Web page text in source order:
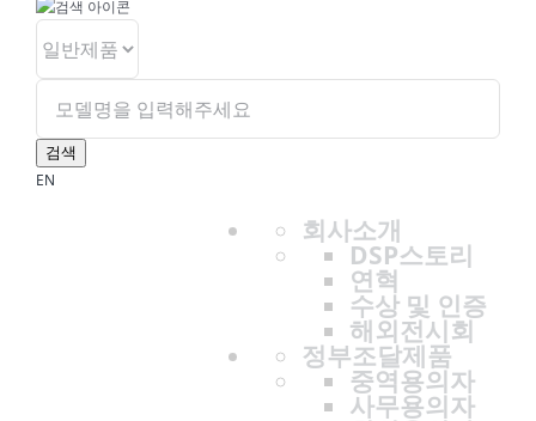
검색
EN
회사소개
DSP스토리
연혁
수상 및 인증
해외전시회
정부조달제품
중역용의자
사무용의자